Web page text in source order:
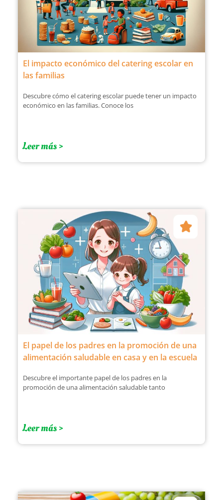
El impacto económico del catering escolar en
las familias
Descubre cómo el catering escolar puede tener un impacto
económico en las familias. Conoce los
Leer más >
El papel de los padres en la promoción de una
alimentación saludable en casa y en la escuela
Descubre el importante papel de los padres en la
promoción de una alimentación saludable tanto
Leer más >